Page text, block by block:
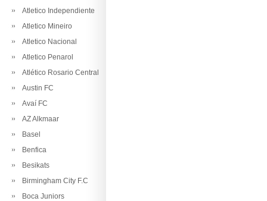
Atletico Independiente
Atletico Mineiro
Atletico Nacional
Atletico Penarol
Atlético Rosario Central
Austin FC
Avaí FC
AZ Alkmaar
Basel
Benfica
Besikats
Birmingham City F.C
Boca Juniors